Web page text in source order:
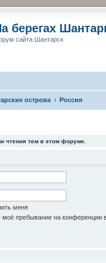
берегах
сайта Шантарск
острова Россия
чтения тем в этом форуме.
меня
моё пребывание на конференции